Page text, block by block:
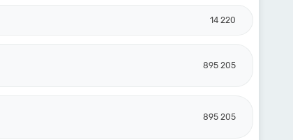
14 220
895 205
895 205